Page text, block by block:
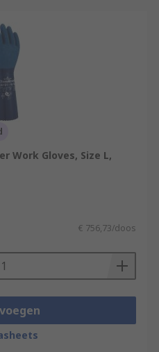
Work Gloves, Size L,
€ 756,73/doos